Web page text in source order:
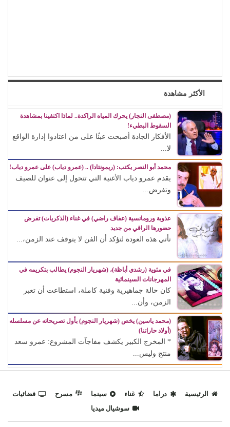
الأكثر مشاهدة
(مصطفى النجار) يحرك المياه الراكدة.. لماذا اكتفينا بمشاهدة
السقوط البطيء!
الأفكار الجادة أصبحت عبئًا على من اعتادوا إدارة الواقع
لا...
محمد أبو النصر يكتب: (ريمونتادا) .. (عمرو دياب) على عمرو دياب!
يقدم عمرو دياب الأغنية التي تتحول إلى عنوان للصيف
وتفرض...
عذوبة ورومانسية (عفاف راضي) في غناء (الذكريات) تفرض
حضورها الراقي من جديد
تأتي هذه العودة لتؤكد أن الفن لا يتوقف عند الزمن،...
في مئوية (رشدي أباظة)، (شهريار النجوم) يطالب بتكريمه في
المهرجانات السينمائية
كان حالة جماهيرية وفنية كاملة، استطاعت أن تعبر
الزمن، وأن...
(محمد ياسين) يخص (شهريار النجوم) بأول تصريحاته عن مسلسله
(أولاد حاراتنا)
* المخرج الكبير يكشف مفاجآت المشروع: عمرو سعد
منتج وليس...
الرئيسية دراما غناء سينما مسرح
فضائيات
سوشيال ميديا